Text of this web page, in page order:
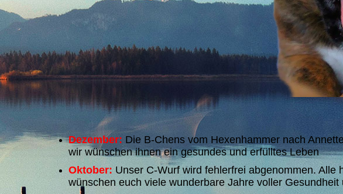
Dezember: Die B-Chens vom Hexenhammer nach
wir wünschen ihnen ein gesundes und erfülltes Leben
Oktober: Unser C-Wurf wird fehlerfrei abgenommen. Alle
wünschen euch viele wunderbare Jahre voller Gesundheit